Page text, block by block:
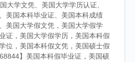
大学文凭、美国大学学历认证、
美国本科毕业证、美国本科成绩
美国大学假文凭，美国大学假学
证，美国大学假学历，美国本科假
位，美国本科假文凭，美国硕士假
】美国本科假毕业证，美国硕